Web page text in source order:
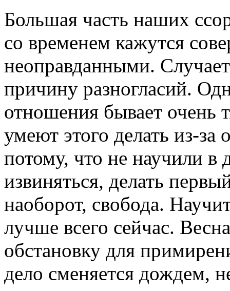
Большая часть наших
со временем кажутся
неоправданными.
причину разногласий.
отношения бывает очень
умеют этого делать из-за
потому, что не научили в
извиняться, делать
наоборот, свобода.
лучше всего сейчас.
обстановку для
дело сменяется дождем,